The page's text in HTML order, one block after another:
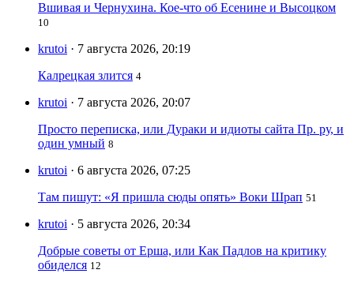
Вшивая и Чернухина. Кое-что об Есенине и Высоцком
10
krutoi · 7 августа 2026, 20:19
Калрецкая злится 4
krutoi · 7 августа 2026, 20:07
Просто переписка, или Дураки и идиоты сайта Пр. ру, и
один умный 8
krutoi · 6 августа 2026, 07:25
Там пишут: «Я пришла сюды опять» Воки Шрап 51
krutoi · 5 августа 2026, 20:34
Добрые советы от Ерша, или Как Падлов на критику
обиделся 12